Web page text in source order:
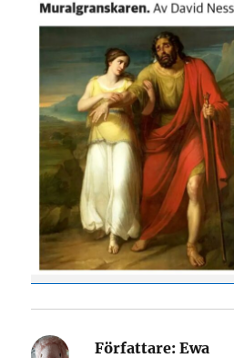
Författare: Ewa